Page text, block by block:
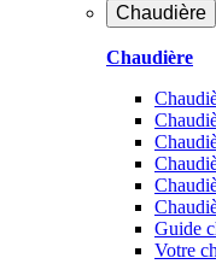
Chaudière
Chaudière
Guide
Votre